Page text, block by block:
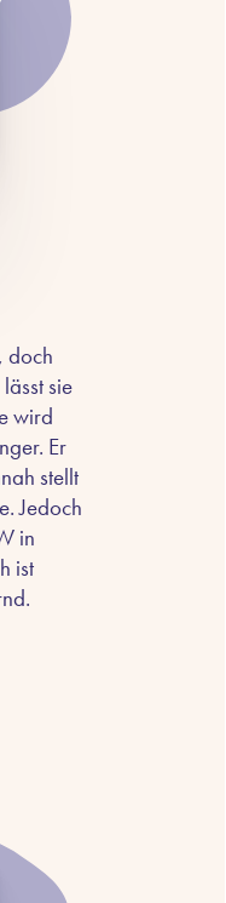
doch
sie
wird
Er
stellt
Jedoch
in
ist